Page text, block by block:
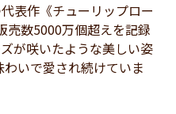
表作《チューリップロー
売数5000万個超えを記録
が咲いたような美しい姿
いで愛され続けていま